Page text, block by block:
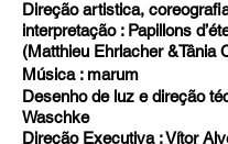
Direção artistica,
interpretação : Papillons
(Matthieu Ehrlacher &Tânia
Música : marum
Desenho de luz e direção
Waschke
Direção Executiva : Vítor